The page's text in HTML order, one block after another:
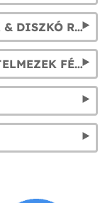
70-ES ÉVEK ÖLTÖZÉKEI NŐKNEK & DISZKÓ RUHÁK
PIMP JELMEZEK & '70-ES ÉVEK JELMEZEK FÉRFIAKNAK